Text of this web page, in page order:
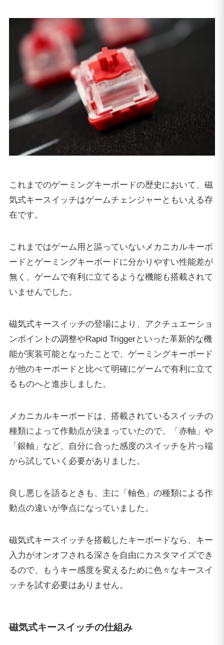
これまでのゲーミングキーボードの歴史において、磁
気式キースイッチはゲームチェンジャーともいえる存
在です。
これまではゲーム用と謳っていないメカニカルキーボ
ードとゲーミングキーボードに分かりやすい性能差が
無く、ゲームで有利に立てるような機能も搭載されて
いませんでした。
磁気式キースイッチの登場により、アクチュエーショ
ンポイントの調整やRapid Triggerといった革新的な機
能が実装可能となったことで、ゲーミングキーボード
が他のキーボードと比べて明確にゲームで有利に立て
るものへと進歩しました。
メカニカルキーボードは、搭載されているスイッチの
種類によって作動点が決まっていたので、「赤軸」や
「銀軸」など、自分に合った感度のスイッチを片っ端
から試していく必要がありました。
良し悪しを語るときも、主に「軸色」の種類による作
動点の違いが争点になっていました。
磁気式キースイッチを搭載したキーボードなら、キー
入力がオンオフされる深さを自由にカスタマイズでき
るので、もうキー感度を変えるために色々なキースイ
ッチを試す必要はありません。
磁気式キースイッチの仕組み